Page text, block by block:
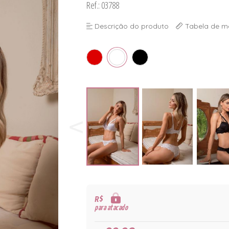
Ref.: 03788
Descrição do produto Tabela de
R$
para atacado